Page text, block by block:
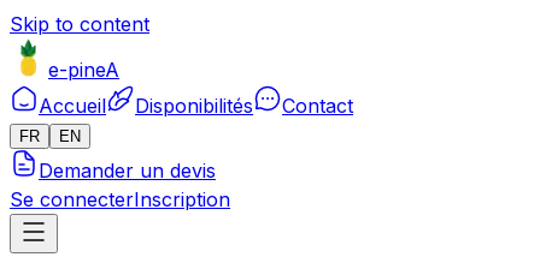
Skip to content
e-pineA
Accueil
Disponibilités Contact
FR EN
Demander un devis
Se connecterInscription